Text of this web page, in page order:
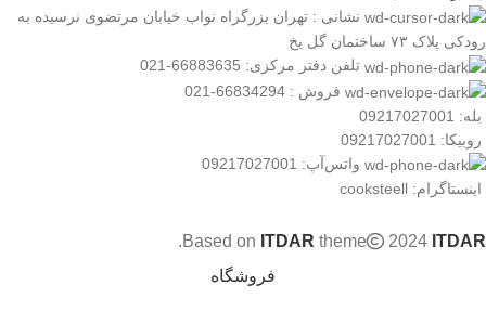
نشانی : تهران بزرگراه نواب خیابان مرتضوی نرسیده به
رودکی پلاک ۷۳ ساختمان گل یخ
تلفن دفتر مرکزی: 66883635-021
فروش : 66834294-021
بله: 09217027001
روبیکا: 09217027001
واتس‌آپ: 09217027001
اینستاگرام: cooksteell
Based on ITDAR theme 2024 ITDAR
.
فروشگاه